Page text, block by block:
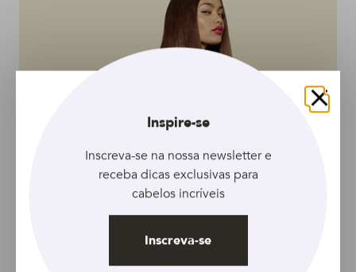
Fechar
Inspire-se
Inscreva-se na nossa newsletter e
receba dicas exclusivas para
cabelos incríveis
Inscreva-se